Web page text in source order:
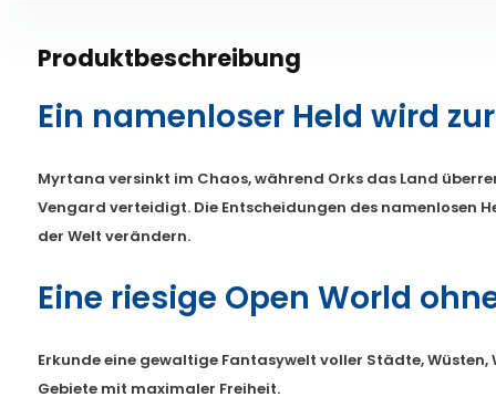
Produktbeschreibung
Ein namenloser Held wird
Myrtana versinkt im Chaos, während Orks das Land
Vengard verteidigt. Die Entscheidungen des namenlosen
der Welt verändern.
Eine riesige Open World
Erkunde eine gewaltige Fantasywelt voller Städte,
Gebiete mit maximaler Freiheit.